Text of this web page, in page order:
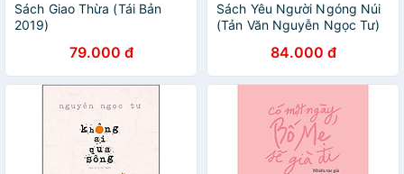
Sách Giao Thừa (Tái Bản
2019)
79.000 đ
Sách Yêu Người Ngóng Núi
(Tản Văn Nguyễn Ngọc Tư)
84.000 đ